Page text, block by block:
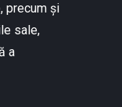
precum și
sale,
a